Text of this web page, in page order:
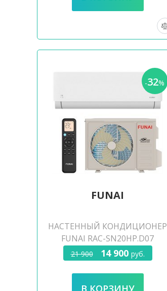
-32%
FUNAI
НАСТЕННЫЙ КОНДИЦИОНЕР
FUNAI RAC-SN20HP.D07
21 900 14 900 руб.